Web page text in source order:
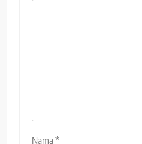
Nama*